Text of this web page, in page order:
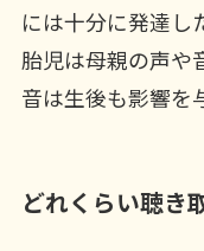
には十分に発達し
胎児は母親の声や
音は生後も影響を
どれくらい聴き